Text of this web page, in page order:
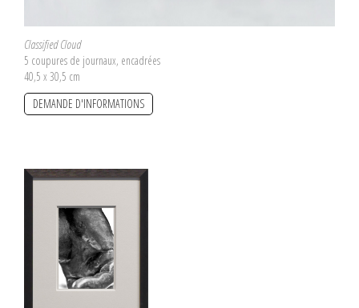
Classified Cloud
5 coupures de journaux, encadrées
40,5 x 30,5 cm
DEMANDE D'INFORMATIONS